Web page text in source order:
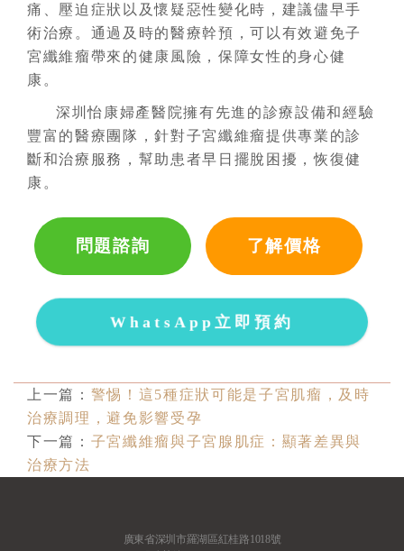
痛、壓迫症狀以及懷疑惡性變化時，建議儘早手
術治療。通過及時的醫療幹預，可以有效避免子
宮纖維瘤帶來的健康風險，保障女性的身心健
康。
深圳怡康婦產醫院擁有先進的診療設備和經驗
豐富的醫療團隊，針對子宮纖維瘤提供專業的診
斷和治療服務，幫助患者早日擺脫困擾，恢復健
康。
問題諮詢 了解價格
WhatsApp立即預約
上一篇： ​警惕！這5種症狀可能是子宮肌瘤，及時
治療調理，避免影響受孕
下一篇： 子宮纖維瘤與子宮腺肌症：顯著差異與
治療方法
廣東省深圳市羅湖區紅桂路1018號